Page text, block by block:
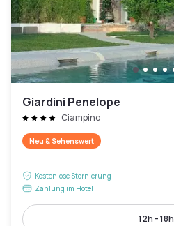
Giardini Penelope
Ciampino
Neu & Sehenswert
Kostenlose Stornierung
Zahlung im Hotel
12h - 18h